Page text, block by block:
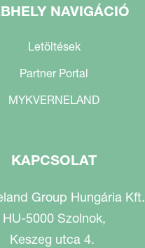
NAVIGÁCIÓ
Letöltések
Partner Portal
MYKVERNELAND
KAPCSOLAT
Group Hungária Kft.
HU-5000 Szolnok,
Keszeg utca 4.